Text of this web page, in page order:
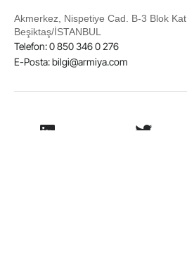
Akmerkez, Nispetiye Cad. B-3 Blok
Beşiktaş/İSTANBUL
Telefon: 0 850 346 0 276
E-Posta:bilgi@armiya.com